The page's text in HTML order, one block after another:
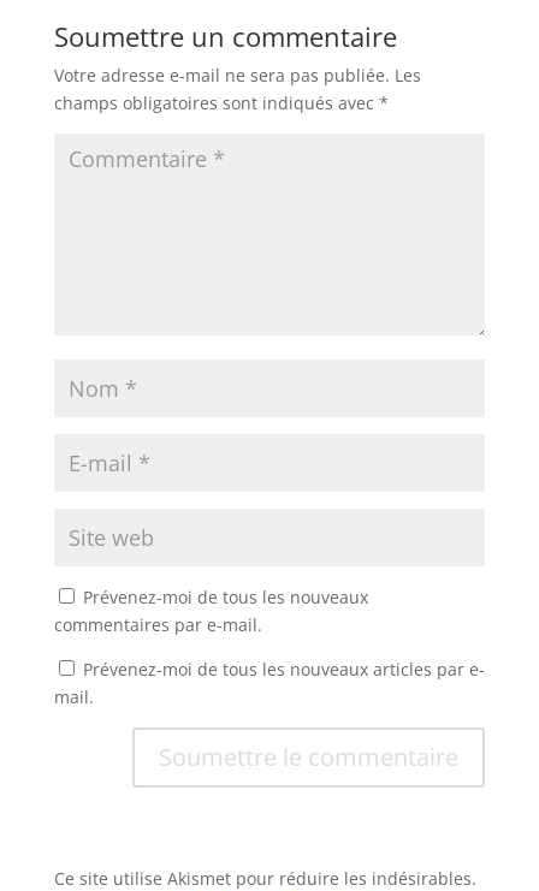
Soumettre un commentaire
Votre adresse e-mail ne sera pas publiée. Les
champs obligatoires sont indiqués avec *
Prévenez-moi de tous les nouveaux
commentaires par e-mail.
Prévenez-moi de tous les nouveaux articles par e-
mail.
Soumettre le commentaire
Ce site utilise Akismet pour réduire les indésirables.